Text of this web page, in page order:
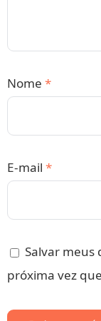
Nome *
E-mail *
Salvar meus
próxima vez